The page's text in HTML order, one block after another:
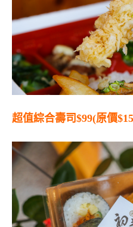
超值綜合壽司$99(原價